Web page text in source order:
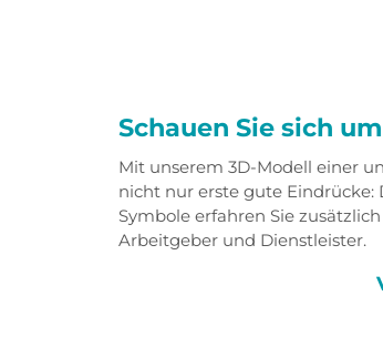
Schauen Sie sich um
Mit unserem 3D-Modell einer
nicht nur erste gute Eindrücke:
Symbole erfahren Sie
Arbeitgeber und Dienstleister.